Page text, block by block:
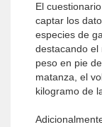
El
captar los
especies de
destacando el
peso en pie
matanza, el
kilogramo de